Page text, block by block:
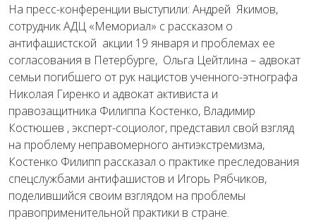
На пресс-конференции выступили: Андрей Якимов,
сотрудник АДЦ «Мемориал» с рассказом о
антифашистской акции 19 января и проблемах ее
согласования в Петербурге, Ольга Цейтлина – адвокат
семьи погибшего от рук нацистов ученного-этнографа
Николая Гиренко и адвокат активиста и
правозащитника Филиппа Костенко, Владимир
Костюшев , эксперт-социолог, представил свой взгляд
на проблему неправомерного антиэкстремизма,
Костенко Филипп рассказал о практике преследования
спецслужбами антифашистов и Игорь Рябчиков,
поделившийся своим взглядом на проблемы
правоприменительной практики в стране.